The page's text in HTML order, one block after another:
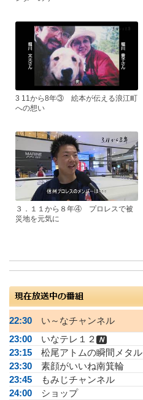
3 11から8年③ 絵本が伝える浪江町
への想い
３．１１から８年④ プロレスで被
災地を元気に
22:30
い～なチャンネル
23:00
いなテレ１２ Ｎ
23:15
松尾アトムの瞬間メタル
23:30
素顔がいいね南箕輪
23:45
もみじチャンネル
24:00
ショップ